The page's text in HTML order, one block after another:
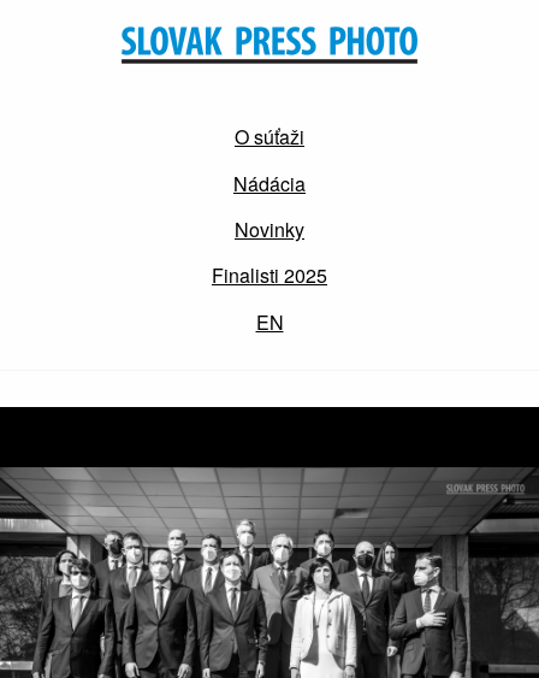
O súťaži
Nádácia
Novinky
Finalisti 2025
EN